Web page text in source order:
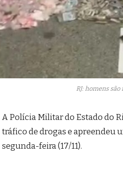
RJ: homens
A Polícia Militar do Estado do
tráfico de drogas e apreendeu
segunda-feira (17/11).